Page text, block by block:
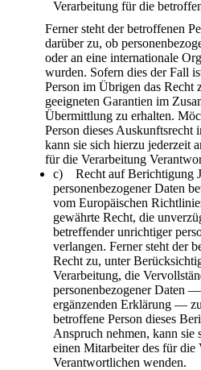
Verarbeitung für die
Ferner steht der betroffenen
darüber zu, ob
oder an eine internationale
wurden. Sofern dies der Fall
Person im Übrigen das Recht
geeigneten Garantien im
Übermittlung zu erhalten.
Person dieses Auskunftsrecht
kann sie sich hierzu jederzeit
für die Verarbeitung
c) Recht auf Berichtigung
personenbezogener Daten
vom Europäischen
gewährte Recht, die
betreffender unrichtiger
verlangen. Ferner steht der
Recht zu, unter
Verarbeitung, die
personenbezogener Daten
ergänzenden Erklärung —
betroffene Person dieses
Anspruch nehmen, kann sie
einen Mitarbeiter des für die
Verantwortlichen wenden.